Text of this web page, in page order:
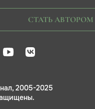
СТАТЬ АВТОРОМ
2005-2025